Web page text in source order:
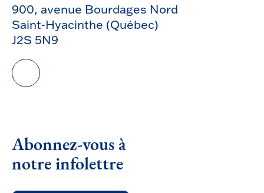
900, avenue Bourdages Nord
Saint-Hyacinthe (Québec)
J2S 5N9
Abonnez-vous à
notre infolettre